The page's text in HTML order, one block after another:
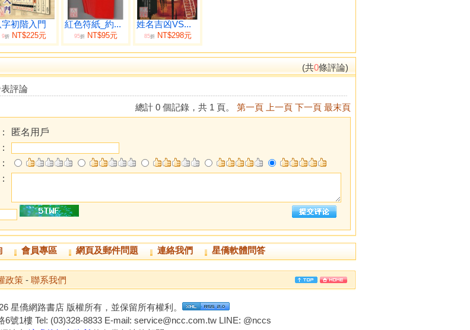
字初階入門
9折 NT$225元
紅色符紙_約...
95折 NT$95元
姓名吉凶VS...
85折NT$298元
(共0條評論)
評論
總計 0 個記錄，共 1 頁。 第一頁 上一頁 下一頁 最末頁
匿名用戶
會員專區 網頁及郵件問題 連絡我們 星僑軟體問答
政策 - 聯系我們
星僑網路書店 版權所有，並保留所有權利。
6號1樓 Tel: (03)328-8833 E-mail: service@ncc.com.tw LINE: @nccs